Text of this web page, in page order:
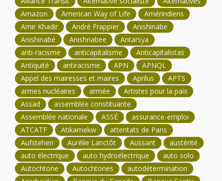
Amazon
American Way of Life
Amérindiens
Amir Khadir
André Frappier
Anishinabe
Anishinabé
Anishnabee
Antarsya
anti-racisme
anticapitalisme
Anticapitalistas
Antiquité
antiracisme APN
APNQL
Appel des mairesses et maires
Aprilus
APTS
armes nucléaires
armée
Artistes pour la paix
Assad
assemblée constituante
Assemblée nationale
ASSÉ
assurance-emploi
ATCATF
Atikamekw
attentats de Paris
Aufstehen
Aurélie Lanctôt Aussant
austérité
auto électrique
auto hydroélectrique
auto solo
Autochtone
Autochtones
autodétermination